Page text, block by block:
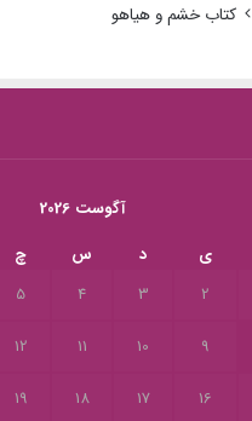
کتاب خشم و هیاهو
آگوست 2026
ی د س چ
2
3
4
5
9
10
11
12
16
17
18
19